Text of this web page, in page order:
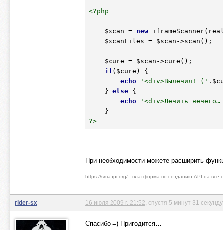
<?php
$scan = new
$scanFiles = $scan ->scan();
$cure = $scan ->cure();
if ( $cure ) {
echo
'<div>Вылечил! (' .
} else {
echo
'<div>Лечить
?>
При необходимости можете расширить
https://smappi.org/ - платформа по созданию API на все
rider-sx 16 июля 2009 г. 21:52 , спустя 5 минут 31 секунду
Спасибо =) Пригодится…